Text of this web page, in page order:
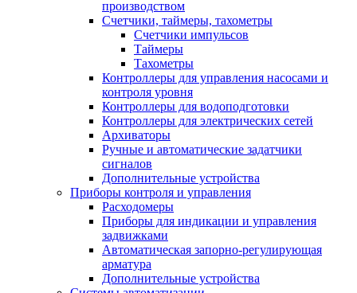
производством
Счетчики, таймеры, тахометры
Счетчики импульсов
Таймеры
Тахометры
Контроллеры для управления насосами и
контроля уровня
Контроллеры для водоподготовки
Контроллеры для электрических сетей
Архиваторы
Ручные и автоматические задатчики
сигналов
Дополнительные устройства
Приборы контроля и управления
Расходомеры
Приборы для индикации и управления
задвижками
Автоматическая запорно-регулирующая
арматура
Дополнительные устройства